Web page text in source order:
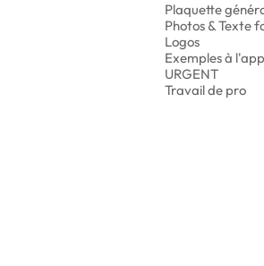
Plaquette
Photos & Texte
Logos
Exemples à
URGENT
Travail de pro